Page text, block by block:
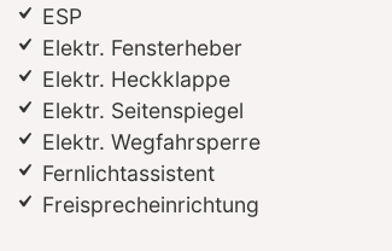
ESP
Elektr. Fensterheber
Elektr. Heckklappe
Elektr. Seitenspiegel
Elektr. Wegfahrsperre
Fernlichtassistent
Freisprecheinrichtung